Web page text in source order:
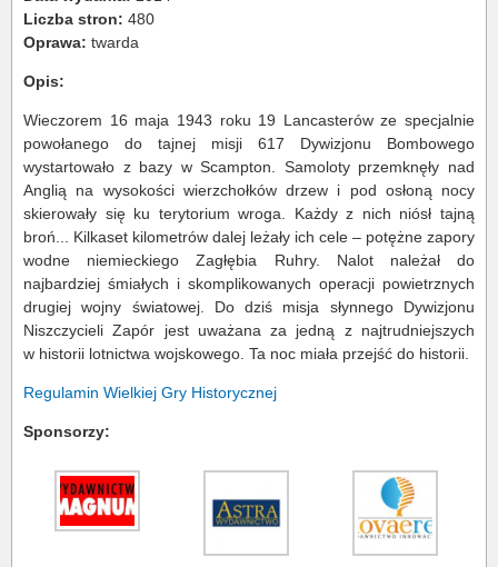
Liczba stron: 480
Oprawa: twarda
Opis:
Wieczorem 16 maja 1943 roku 19 Lancasterów ze specjalnie
powołanego do tajnej misji 617 Dywizjonu Bombowego
wystartowało z bazy w Scampton. Samoloty przemknęły nad
Anglią na wysokości wierzchołków drzew i pod osłoną nocy
skierowały się ku terytorium wroga. Każdy z nich niósł tajną
broń... Kilkaset kilometrów dalej leżały ich cele – potężne zapory
wodne niemieckiego Zagłębia Ruhry. Nalot należał do
najbardziej śmiałych i skomplikowanych operacji powietrznych
drugiej wojny światowej. Do dziś misja słynnego Dywizjonu
Niszczycieli Zapór jest uważana za jedną z najtrudniejszych
w historii lotnictwa wojskowego. Ta noc miała przejść do historii.
Regulamin Wielkiej Gry Historycznej
Sponsorzy: